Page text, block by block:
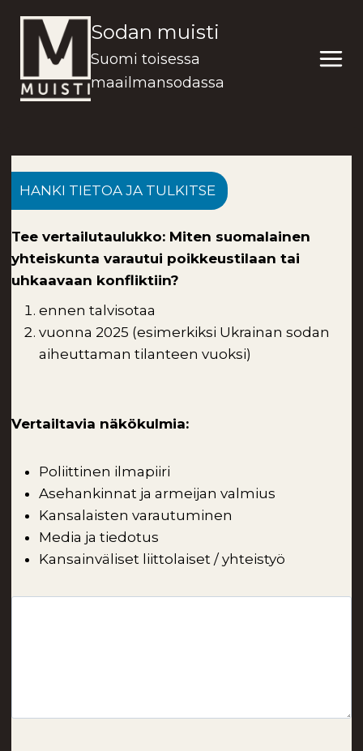
sisältöön
Sodan muisti
Suomi toisessa
maailmansodassa
HANKI TIETOA JA TULKITSE
Tee vertailutaulukko: Miten suomalainen
yhteiskunta varautui poikkeustilaan tai
uhkaavaan konfliktiin?
ennen talvisotaa
vuonna 2025 (esimerkiksi Ukrainan sodan
aiheuttaman tilanteen vuoksi)
Vertailtavia näkökulmia:
Poliittinen ilmapiiri
Asehankinnat ja armeijan valmius
Kansalaisten varautuminen
Media ja tiedotus
Kansainväliset liittolaiset / yhteistyö